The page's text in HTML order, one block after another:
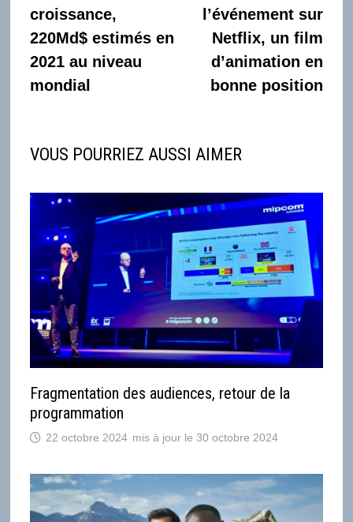
croissance,
220Md$ estimés en
2021 au niveau
mondial
l’événement sur
Netflix, un film
d’animation en
bonne position
VOUS POURRIEZ AUSSI AIMER
Fragmentation des audiences, retour de la
programmation
22 octobre 2024 30 octobre 2024